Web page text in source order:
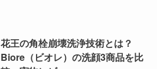
花王の角栓崩壊洗浄技術とは？
Biore（ビオレ）の洗顔3商品を比